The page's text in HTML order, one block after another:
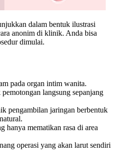
dalam bentuk ilustrasi
anonim di klinik. Anda bisa
dimulai.
pada organ intim wanita.
langsung sepanjang
pengambilan jaringan berbentuk
hanya mematikan rasa di area
operasi yang akan larut sendiri